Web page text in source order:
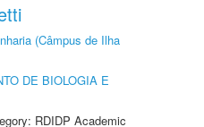
(Câmpus de Ilha
DE BIOLOGIA E
RDIDP Academic